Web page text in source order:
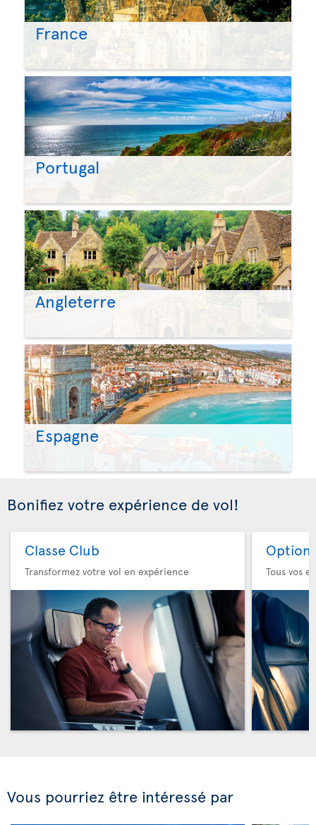
France
Portugal
Angleterre
Espagne
Bonifiez votre expérience de vol!
Classe Club
Transformez votre vol en expérience
Option
Tous vos
Vous pourriez être intéressé par